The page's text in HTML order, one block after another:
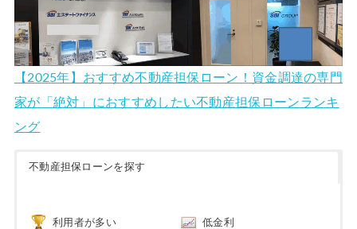
【2025年】おすすめ不動産担保ローン！資金調達の専門
家が「絶対」におすすめしたい不動産担保ローンランキ
ング
不動産担保ローンを探す
利用者が多い 低金利